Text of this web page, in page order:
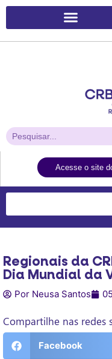
Acesse o site
Regionais da
Dia Mundial da
Por Neusa Santos
Compartilhe nas redes
Facebook